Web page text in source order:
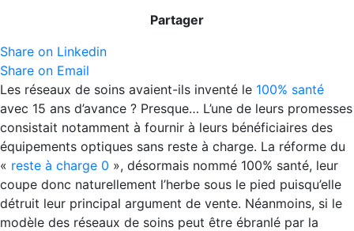
Partager
Share on Linkedin
Share on Email
Les réseaux de soins avaient-ils inventé le 100% santé
avec 15 ans d’avance ? Presque… L’une de leurs promesses
consistait notamment à fournir à leurs bénéficiaires des
équipements optiques sans reste à charge. La réforme du
« reste à charge 0 », désormais nommé 100% santé, leur
coupe donc naturellement l’herbe sous le pied puisqu’elle
détruit leur principal argument de vente. Néanmoins, si le
modèle des réseaux de soins peut être ébranlé par la